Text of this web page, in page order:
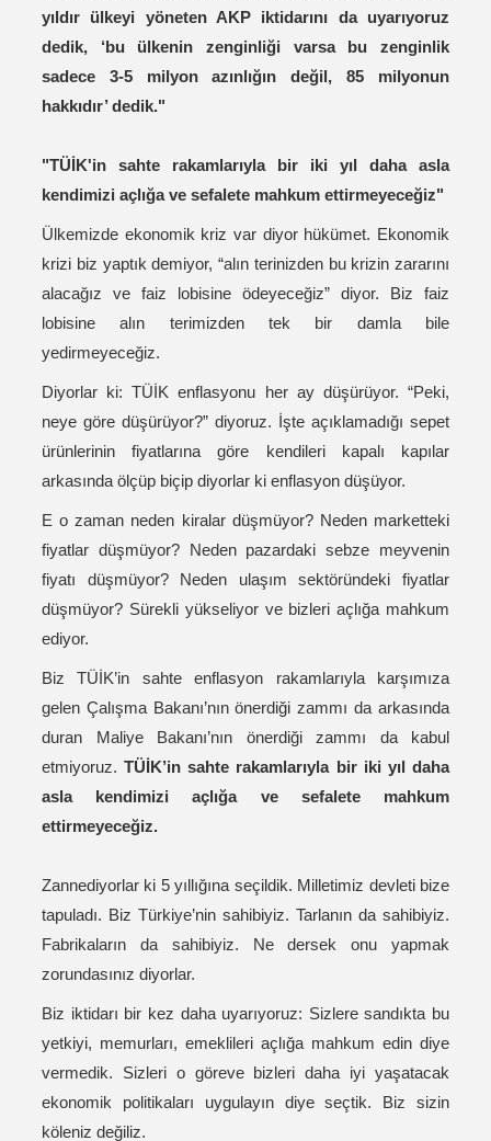
yıldır ülkeyi yöneten AKP iktidarını da uyarıyoruz
dedik, ‘bu ülkenin zenginliği varsa bu zenginlik
sadece 3-5 milyon azınlığın değil, 85 milyonun
hakkıdır’ dedik."
"TÜİK'in sahte rakamlarıyla bir iki yıl daha asla
kendimizi açlığa ve sefalete mahkum ettirmeyeceğiz"
Ülkemizde ekonomik kriz var diyor hükümet. Ekonomik
krizi biz yaptık demiyor, “alın terinizden bu krizin zararını
alacağız ve faiz lobisine ödeyeceğiz” diyor. Biz faiz
lobisine alın terimizden tek bir damla bile
yedirmeyeceğiz.
Diyorlar ki: TÜİK enflasyonu her ay düşürüyor. “Peki,
neye göre düşürüyor?” diyoruz. İşte açıklamadığı sepet
ürünlerinin fiyatlarına göre kendileri kapalı kapılar
arkasında ölçüp biçip diyorlar ki enflasyon düşüyor.
E o zaman neden kiralar düşmüyor? Neden marketteki
fiyatlar düşmüyor? Neden pazardaki sebze meyvenin
fiyatı düşmüyor? Neden ulaşım sektöründeki fiyatlar
düşmüyor? Sürekli yükseliyor ve bizleri açlığa mahkum
ediyor.
Biz TÜİK’in sahte enflasyon rakamlarıyla karşımıza
gelen Çalışma Bakanı’nın önerdiği zammı da arkasında
duran Maliye Bakanı’nın önerdiği zammı da kabul
etmiyoruz.TÜİK’in sahte rakamlarıyla bir iki yıl daha
asla kendimizi açlığa ve sefalete mahkum
ettirmeyeceğiz.
Zannediyorlar ki 5 yıllığına seçildik. Milletimiz devleti bize
tapuladı. Biz Türkiye’nin sahibiyiz. Tarlanın da sahibiyiz.
Fabrikaların da sahibiyiz. Ne dersek onu yapmak
zorundasınız diyorlar.
Biz iktidarı bir kez daha uyarıyoruz: Sizlere sandıkta bu
yetkiyi, memurları, emeklileri açlığa mahkum edin diye
vermedik. Sizleri o göreve bizleri daha iyi yaşatacak
ekonomik politikaları uygulayın diye seçtik. Biz sizin
köleniz değiliz.